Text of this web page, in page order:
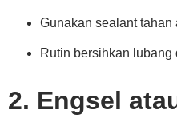
Gunakan sealant tahan
Rutin bersihkan
2. Engsel